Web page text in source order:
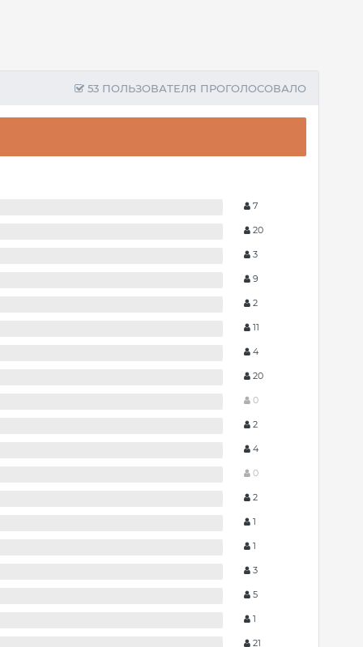
53 ПОЛЬЗОВАТЕЛЯ ПРОГОЛОСОВАЛО
7
20
3
9
2
11
4
20
0
2
4
0
2
1
1
3
5
1
21